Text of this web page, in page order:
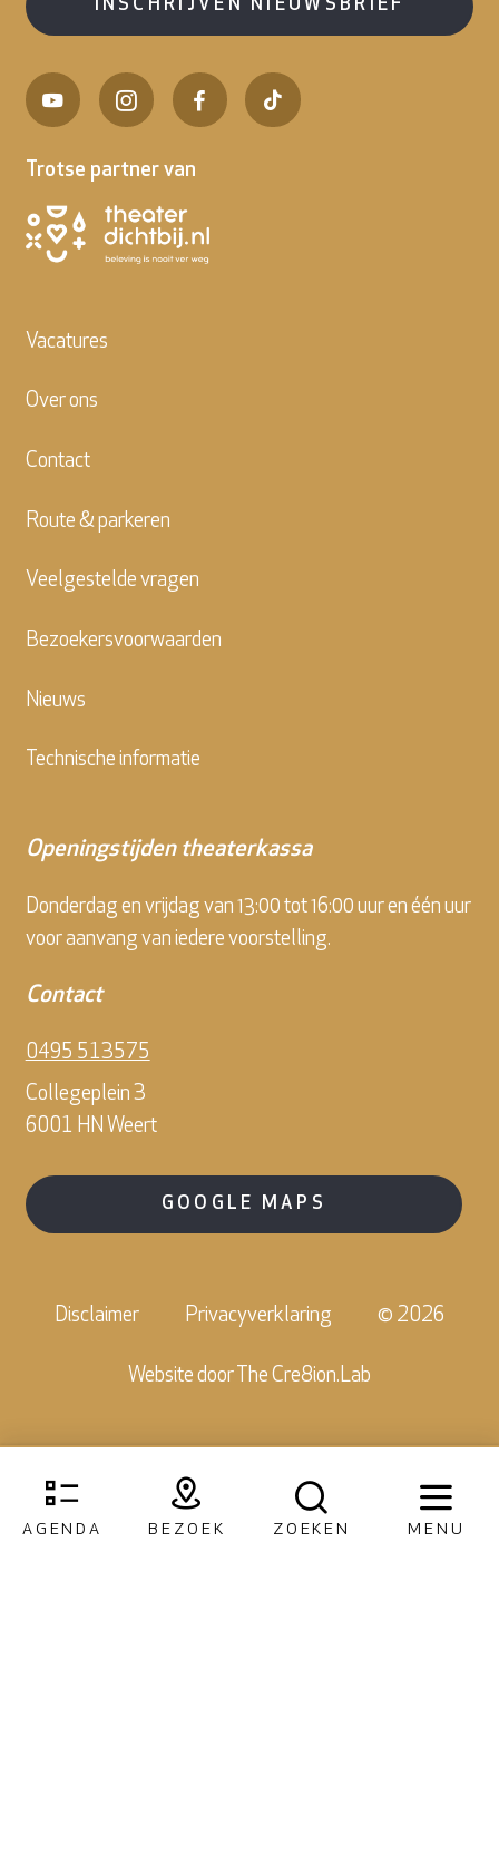
AGENDA BEZOEK ZOEKEN MENU
INSCHRIJVEN NIEUWSBRIEF
Trotse partner van
Vacatures
Over ons
Contact
Route & parkeren
Veelgestelde vragen
Bezoekersvoorwaarden
Nieuws
Technische informatie
Openingstijden theaterkassa
Donderdag en vrijdag van 13:00 tot 16:00 uur en één uur
voor aanvang van iedere voorstelling.
Contact
0495 513575
Collegeplein 3
6001 HN Weert
GOOGLE MAPS
Disclaimer Privacyverklaring © 2026
Website door The Cre8ion.Lab